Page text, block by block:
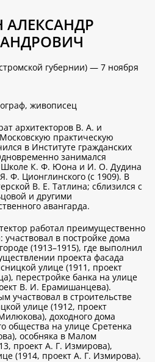
АЛЕКСАНДР
губернии) — 7 ноября
живописец
архитекторов В. А. и
практическую
в Институте гражданских
занимался
К. Ф. Юона и И. О. Дудина
Ф. Ционглинского (с 1909). В
В. Е. Татлина; сблизился с
и другими
авангарда.
работал преимущественно
участвовал в постройке дома
(1913–1915), где выполнил
проекта фасада
улице (1911, проект
перестройке банка на улице
В. И. Ерамишанцева).
участвовал в строительстве
улице (1912, проект
доходного дома
общества на улице Сретенка
особняка в Малом
проект А. Г. Измирова),
(1914, проект А. Г. Измирова).